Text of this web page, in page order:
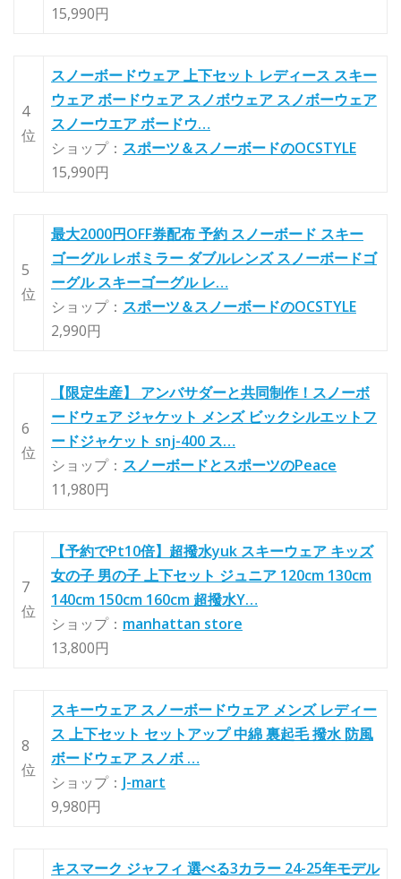
15,990円
4
位
スノーボードウェア 上下セット レディース スキー
ウェア ボードウェア スノボウェア スノボーウェア
スノーウエア ボードウ…
ショップ： スポーツ＆スノーボードのOCSTYLE
15,990円
5
位
最大2000円OFF券配布 予約 スノーボード スキー
ゴーグル レボミラー ダブルレンズ スノーボードゴ
ーグル スキーゴーグル レ…
ショップ： スポーツ＆スノーボードのOCSTYLE
2,990円
6
位
【限定生産】 アンバサダーと共同制作！スノーボ
ードウェア ジャケット メンズ ビックシルエットフ
ードジャケット snj-400 ス…
ショップ： スノーボードとスポーツのPeace
11,980円
7
位
【予約でPt10倍】超撥水yuk スキーウェア キッズ
女の子 男の子 上下セット ジュニア 120cm 130cm
140cm 150cm 160cm 超撥水Y…
ショップ： manhattan store
13,800円
8
位
スキーウェア スノーボードウェア メンズ レディー
ス 上下セット セットアップ 中綿 裏起毛 撥水 防風
ボードウェア スノボ …
ショップ： J-mart
9,980円
キスマーク ジャフィ 選べる3カラー 24-25年モデル